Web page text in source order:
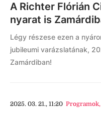
A Richter Flórián
nyarat is
Légy részese ezen a
jubileumi varázslatának,
Zamárdiban!
2025. 03. 21., 11:20 Programok,